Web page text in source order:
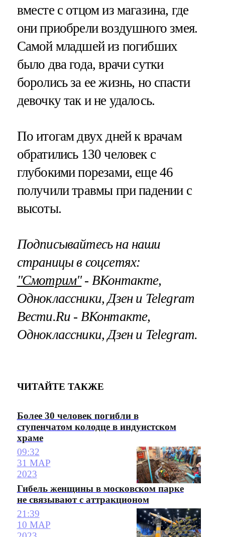
вместе с отцом из магазина, где
они приобрели воздушного змея.
Самой младшей из погибших
было два года, врачи сутки
боролись за ее жизнь, но спасти
девочку так и не удалось.
По итогам двух дней к врачам
обратились 130 человек с
глубокими порезами, еще 46
получили травмы при падении с
высоты.
Подписывайтесь на наши
страницы в соцсетях:
"Смотрим"‐ ВКонтакте,
Одноклассники, Дзен и Telegram
Вести.Ru ‐ ВКонтакте,
Одноклассники, Дзен и Telegram.
ЧИТАЙТЕ ТАКЖЕ
Более 30 человек погибли в
ступенчатом колодце в индуистском
храме
09:32
31 МАР
2023
Гибель женщины в московском парке
не связывают с аттракционом
21:39
10 МАР